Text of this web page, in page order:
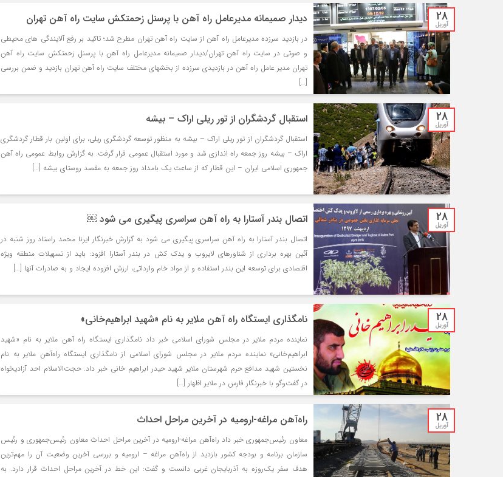
28
آوریل ديدار صميمانه مديرعامل راه آهن با پرسنل زحمتكش سايت راه آهن تهران
در بازديد سرزده مديرعامل راه آهن از سايت راه آهن تهران مطرح شد؛ تاكيد بر رفع آلايندگي هاي محيطي
و صوتي در سايت راه آهن تهران/ديدار صميمانه مديرعامل راه آهن با پرسنل زحمتكش سايت راه آهن
تهران مدير عامل راه آهن در بازديدي سرزده از بخشهاي مختلف سايت راه آهن تهران بازديد و ضمن بررسي
[…]
28
آوریل استقبال گردشگران از تور ريلی اراك – بیشه
استقبال گردشگران از تور ريلي اراك – بیشه به منظور توسعه گردشگري ريلي، براي اولين بار قطار گردشگري
اراك – بيشه روز جمعه راه اندازي شد و مورد استقبال عمومي قرار گرفت. به گزارش روابط عمومي راه آهن
جمهوري اسلامي ايران – اين قطار كه از ساعت يك بامداد روز جمعه به مقصد روستاي بيشه […]
28
آوریل اتصال بندر آستارا به راه آهن سراسری پیگیری می شود ￼
اتصال بندر آستارا به راه آهن سراسری پیگیری می شود به گزارش خبرنگار ایرنا محمد راستاد روز شنبه در
آئین بهره برداری از شناورهای لایروب و یدک کش در بندر آستارا افزود: باید از تسهیلات منطقه ویژه
اقتصادی برای توسعه این بندر استفاده و از مواد خام وارداتی، ارزش افزوده ایجاد و به صادرات آنها […]
28
آوریل نامگذاری ایستگاه راه آهن ملایر به نام «شهید ابراهیم‌خانی»
نماینده مردم ملایر در مجلس شورای اسلامی خبر داد نامگذاری ایستگاه راه آهن ملایر به نام «شهید
ابراهیم‌خانی» نماینده مردم ملایر در مجلس شورای اسلامی از نامگذاری ایستگاه راه‌آهن ملایر به نام
نخستین شهید مدافع حرم شهرستان ملایر شهید حیدر ابراهیم خانی خبر داد. حجت‌الاسلام احد آزادیخواه
در گفت‌وگو با خبرنگار فارس در ملایر اظهار […]
28
آوریل راه‌آهن مراغه-ارومیه در آخرین مراحل احداث
معاون رئیس‌جمهوری خبر داد راه‌آهن مراغه-ارومیه در آخرین مراحل احداث معاون رئیس‌جمهوری و رئیس
سازمان برنامه و بودجه کشور بازدید از راه‌آهن مراغه – ارومیه و بررسی آخرین وضعیت آن را مهم‌ترین
هدف سفر یک‌روزه به آذربایجان غربی دانست و گفت: این خط در آخرین مراحل احداث قرار دارد. به